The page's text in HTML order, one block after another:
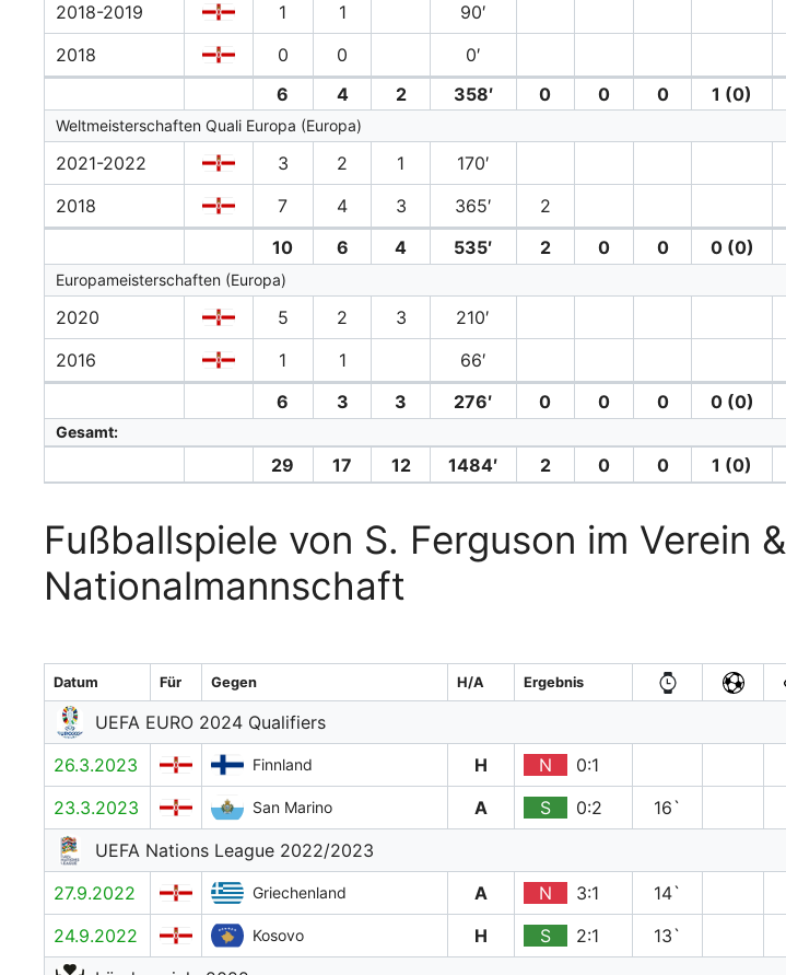
2018-2019
1 1
90′
2018
0 0
0′
6
4 2 358′ 0 0 0 1 (0)
Weltmeisterschaften Quali Europa (Europa)
2021-2022 3 2 1 170′
2018 7 4 3 365′ 2
10 6 4 535′ 2 0 0 0 (0)
Europameisterschaften (Europa)
2020 5 2 3 210′
2016 1 1 66′
6 3 3 276′ 0 0 0 0 (0)
Gesamt:
29 17 12 1484′ 2 0 0 1 (0)
Fußballspiele von S. Ferguson im Verein &
Nationalmannschaft
Datum Für Gegen H/A Ergebnis
UEFA EURO 2024 Qualifiers
26.3.2023
Finnland H N
0:1
23.3.2023
San Marino A S 0:2 16`
UEFA Nations League 2022/2023
27.9.2022
Griechenland A N 3:1 14`
24.9.2022 Kosovo H S 2:1 13`